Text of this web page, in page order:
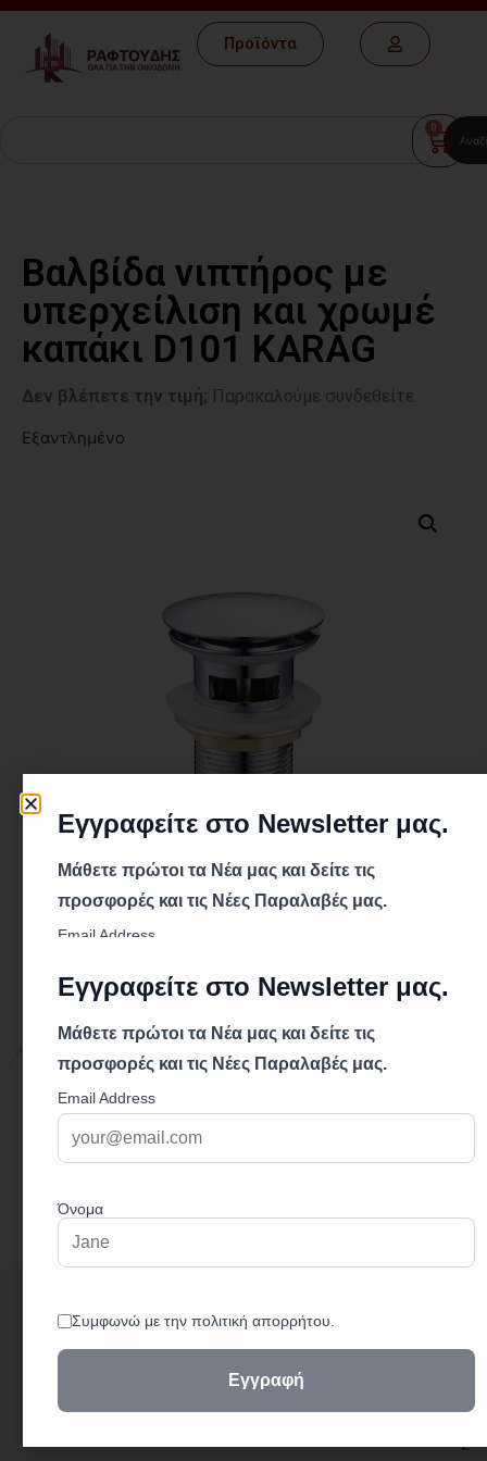
Προϊόντα
0
Βαλβίδα νιπτήρος με
υπερχείλιση και χρωμέ
καπάκι D101 KARAG
Δεν βλέπετε την τιμή; Παρακαλούμε συνδεθείτε.
Εξαντλημένο
Επιπλέον πληροφορίες
Επιπλέον πληροφορίες
0,10 κ.
3
2